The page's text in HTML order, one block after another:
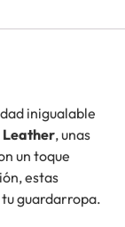
inigualable
Leather, unas
un toque
estas
guardarropa.